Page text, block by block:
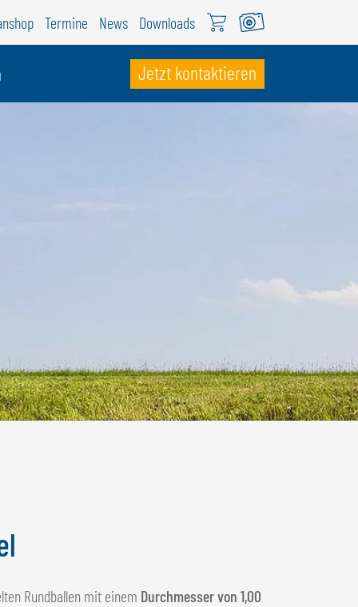
Termine News Downloads
Jetzt kontaktieren
Rundballen mit einem Durchmesser von 1,00